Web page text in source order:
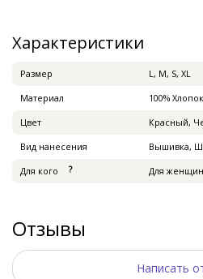
Характеристики
Pазмер
L, M, S, XL
Материал
100% Хлопок
Цвет
Красный,
Вид нанесения
Вышивка,
Для кого
Для женщин
Отзывы
Написать